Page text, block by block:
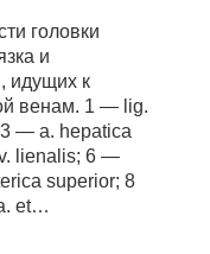
головки
и
идущих к
венам. 1 — lig.
— a. hepatica
lienalis; 6 —
superior; 8
et…